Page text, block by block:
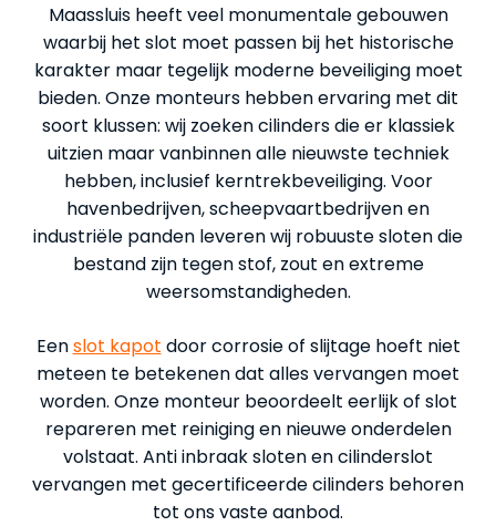
Maassluis heeft veel monumentale gebouwen
waarbij het slot moet passen bij het historische
karakter maar tegelijk moderne beveiliging moet
bieden. Onze monteurs hebben ervaring met dit
soort klussen: wij zoeken cilinders die er klassiek
uitzien maar vanbinnen alle nieuwste techniek
hebben, inclusief kerntrekbeveiliging. Voor
havenbedrijven, scheepvaartbedrijven en
industriële panden leveren wij robuuste sloten die
bestand zijn tegen stof, zout en extreme
weersomstandigheden.
Eenslot kapot door corrosie of slijtage hoeft niet
meteen te betekenen dat alles vervangen moet
worden. Onze monteur beoordeelt eerlijk of slot
repareren met reiniging en nieuwe onderdelen
volstaat. Anti inbraak sloten en cilinderslot
vervangen met gecertificeerde cilinders behoren
tot ons vaste aanbod.